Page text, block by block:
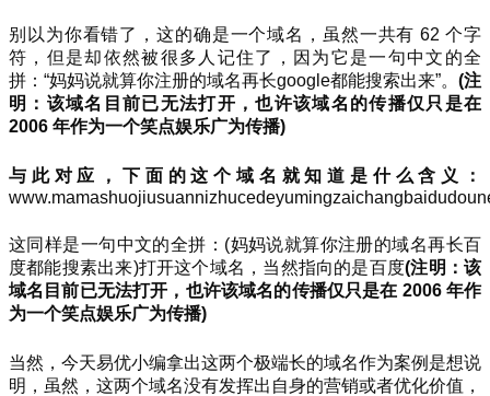
别以为你看错了，这的确是一个域名，虽然一共有 62 个字
符，但是却依然被很多人记住了，因为它是一句中文的全
拼：“妈妈说就算你注册的域名再长google都能搜索出来”。 (注
明：该域名目前已无法打开，也许该域名的传播仅只是在
2006 年作为一个笑点娱乐广为传播)
与此对应，下面的这个域名就知道是什么含义：
这同样是一句中文的全拼：(妈妈说就算你注册的域名再长百
度都能搜素出来)打开这个域名，当然指向的是百度(注明：该
域名目前已无法打开，也许该域名的传播仅只是在 2006 年作
为一个笑点娱乐广为传播)
当然，今天易优小编拿出这两个极端长的域名作为案例是想说
明，虽然，这两个域名没有发挥出自身的营销或者优化价值，